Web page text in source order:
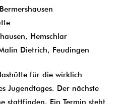
Hemschlar
Dietrich, Feudingen
für die wirklich
Jugendtages. Der nächste
stattfinden. Ein Termin steht